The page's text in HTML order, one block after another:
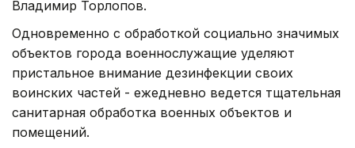
Владимир Торлопов.
Одновременно с обработкой социально значимых
объектов города военнослужащие уделяют
пристальное внимание дезинфекции своих
воинских частей - ежедневно ведется тщательная
санитарная обработка военных объектов и
помещений.